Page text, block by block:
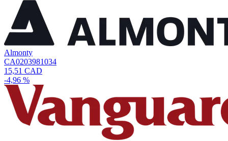
Almonty
CA0203981034
15,51 CAD
-4,96 %